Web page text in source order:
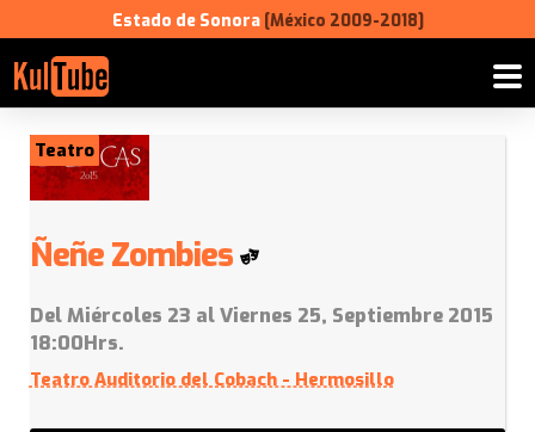
Estado de Sonora [México 2009-2018]
Teatro
Ñeñe Zombies
Del Miércoles 23 al Viernes 25, Septiembre 2015
18:00Hrs.
Teatro Auditorio del Cobach - Hermosillo